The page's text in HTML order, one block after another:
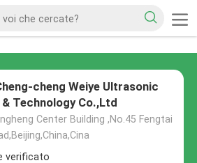
cheng Weiye Ultrasonic
Technology Co.,Ltd
Center Building ,No.45 Fengtai
verificato